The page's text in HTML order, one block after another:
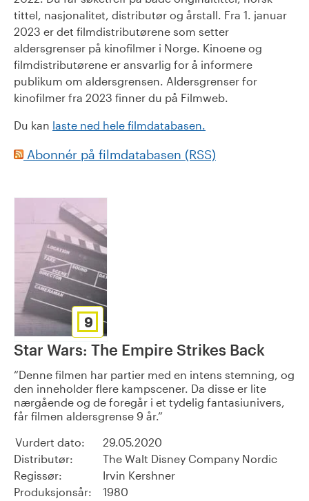
tittel, nasjonalitet, distributør og årstall. Fra 1. januar
2023 er det filmdistributørene som setter
aldersgrenser på kinofilmer i Norge. Kinoene og
filmdistributørene er ansvarlig for å informere
publikum om aldersgrensen. Aldersgrenser for
kinofilmer fra 2023 finner du på Filmweb.
Du kan laste ned hele filmdatabasen.
Abonnér på filmdatabasen (RSS)
9
Star Wars: The Empire Strikes Back
Denne filmen har partier med en intens stemning, og
den inneholder flere kampscener. Da disse er lite
nærgående og de foregår i et tydelig fantasiunivers,
får filmen aldersgrense 9 år.
Vurdert dato:
29.05.2020
Distributør:
The Walt Disney Company Nordic
Regissør:
Irvin Kershner
Produksjonsår:
1980